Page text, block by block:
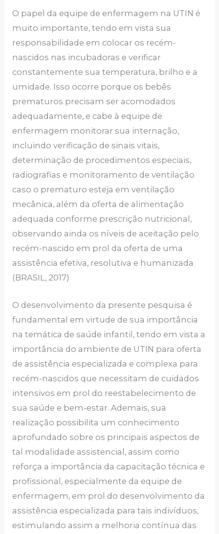
O papel da equipe de enfermagem na UTIN é
muito importante, tendo em vista sua
responsabilidade em colocar os recém-
nascidos nas incubadoras e verificar
constantemente sua temperatura, brilho e a
umidade. Isso ocorre porque os bebês
prematuros precisam ser acomodados
adequadamente, e cabe à equipe de
enfermagem monitorar sua internação,
incluindo verificação de sinais vitais,
determinação de procedimentos especiais,
radiografias e monitoramento de ventilação
caso o prematuro esteja em ventilação
mecânica, além da oferta de alimentação
adequada conforme prescrição nutricional,
observando ainda os níveis de aceitação pelo
recém-nascido em prol da oferta de uma
assistência efetiva, resolutiva e humanizada
(BRASIL, 2017)
O desenvolvimento da presente pesquisa é
fundamental em virtude de sua importância
na temática de saúde infantil, tendo em vista a
importância do ambiente de UTIN para oferta
de assistência especializada e complexa para
recém-nascidos que necessitam de cuidados
intensivos em prol do reestabelecimento de
sua saúde e bem-estar. Ademais, sua
realização possibilita um conhecimento
aprofundado sobre os principais aspectos de
tal modalidade assistencial, assim como
reforça a importância da capacitação técnica e
profissional, especialmente da equipe de
enfermagem, em prol do desenvolvimento da
assistência especializada para tais indivíduos,
estimulando assim a melhoria contínua das